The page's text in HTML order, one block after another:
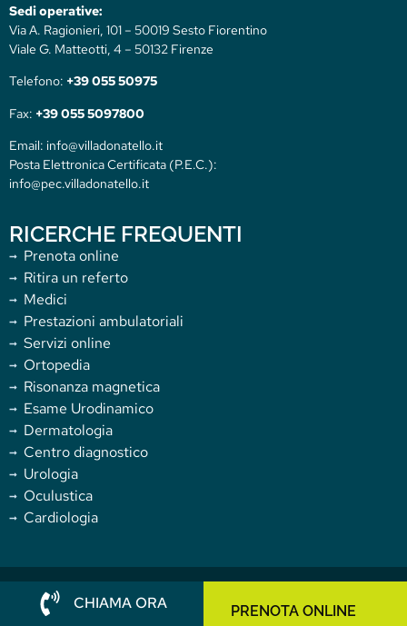
Sedi operative:
Via A. Ragionieri, 101 – 50019 Sesto Fiorentino
Viale G. Matteotti, 4 – 50132 Firenze
Telefono: +39 055 50975
Fax: +39 055 5097800
Email: info@villadonatello.it
Posta Elettronica Certificata (P.E.C.):
info@pec.villadonatello.it
RICERCHE FREQUENTI
Prenota online
Ritira un referto
Medici
Prestazioni ambulatoriali
Servizi online
Ortopedia
Risonanza magnetica
Esame Urodinamico
Dermatologia
Centro diagnostico
Urologia
Oculustica
Cardiologia
Copyright 2025 Villa Donatello. All rights reserved.
Privacy Policy| Whistleblowing|Accessibilità
CHIAMA ORA PRENOTA ONLINE